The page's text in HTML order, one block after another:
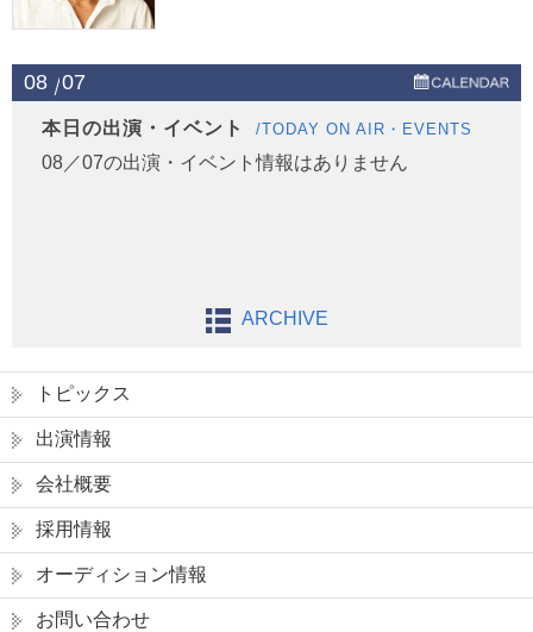
08 07
本日の出演・イベント /TODAY ON AIR・EVENTS
08／07の出演・イベント情報はありません
ARCHIVE
トピックス
出演情報
会社概要
採用情報
オーディション情報
お問い合わせ